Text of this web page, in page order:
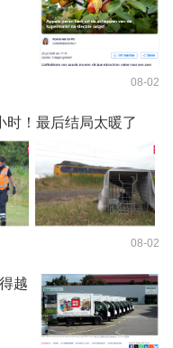
08-02
时！最后结局太暖了
08-02
越